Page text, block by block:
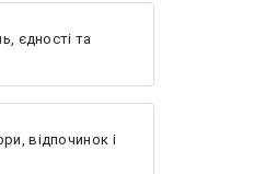
єдності та
відпочинок і